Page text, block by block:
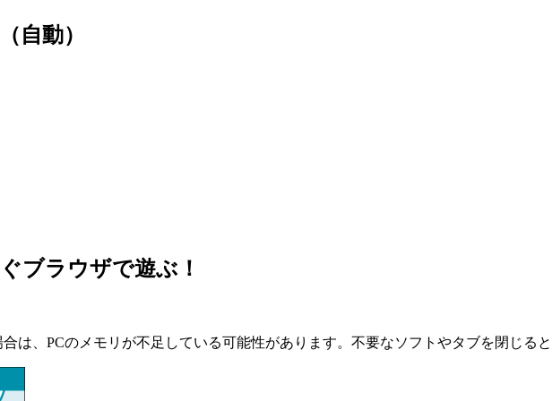
自動）
ブラウザで遊ぶ！
は、PCのメモリが不足している可能性があります。不要なソフトやタブを閉じると